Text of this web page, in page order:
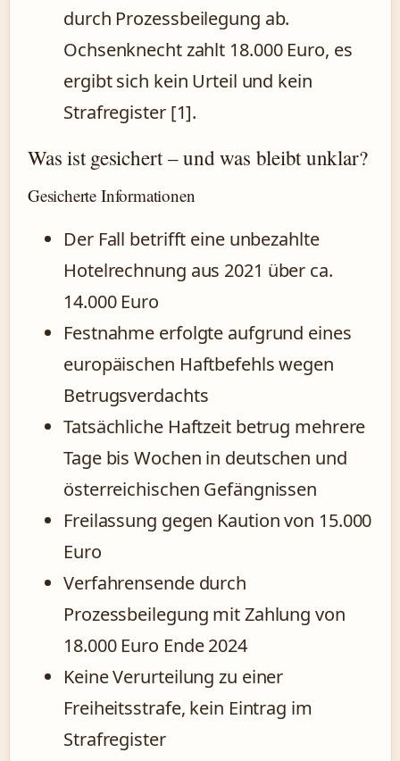
durch Prozessbeilegung ab.
Ochsenknecht zahlt 18.000 Euro, es
ergibt sich kein Urteil und kein
Strafregister [1].
Was ist gesichert – und was bleibt unklar?
Gesicherte Informationen
Der Fall betrifft eine unbezahlte
Hotelrechnung aus 2021 über ca.
14.000 Euro
Festnahme erfolgte aufgrund eines
europäischen Haftbefehls wegen
Betrugsverdachts
Tatsächliche Haftzeit betrug mehrere
Tage bis Wochen in deutschen und
österreichischen Gefängnissen
Freilassung gegen Kaution von 15.000
Euro
Verfahrensende durch
Prozessbeilegung mit Zahlung von
18.000 Euro Ende 2024
Keine Verurteilung zu einer
Freiheitsstrafe, kein Eintrag im
Strafregister